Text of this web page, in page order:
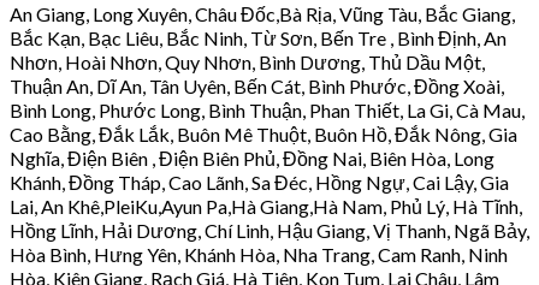
An Giang, Long Xuyên, Châu Đốc,Bà Rịa, Vũng Tàu, Bắc Giang,
Bắc Kạn, Bạc Liêu, Bắc Ninh, Từ Sơn, Bến Tre , Bình Định, An
Nhơn, Hoài Nhơn, Quy Nhơn, Bình Dương, Thủ Dầu Một,
Thuận An, Dĩ An, Tân Uyên, Bến Cát, Bình Phước, Đồng Xoài,
Bình Long, Phước Long, Bình Thuận, Phan Thiết, La Gi, Cà Mau,
Cao Bằng, Đắk Lắk, Buôn Mê Thuột, Buôn Hồ, Đắk Nông, Gia
Nghĩa, Điện Biên , Điện Biên Phủ, Đồng Nai, Biên Hòa, Long
Khánh, Đồng Tháp, Cao Lãnh, Sa Đéc, Hồng Ngự, Cai Lậy, Gia
Lai, An Khê,PleiKu,Ayun Pa,Hà Giang,Hà Nam, Phủ Lý, Hà Tĩnh,
Hồng Lĩnh, Hải Dương, Chí Linh, Hậu Giang, Vị Thanh, Ngã Bảy,
Hòa Bình, Hưng Yên, Khánh Hòa, Nha Trang, Cam Ranh, Ninh
Hòa, Kiên Giang, Rạch Giá, Hà Tiên, Kon Tum, Lai Châu, Lâm